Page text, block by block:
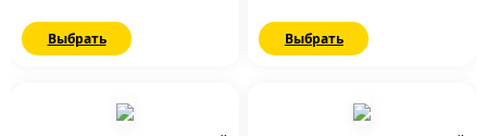
Выбрать Выбрать